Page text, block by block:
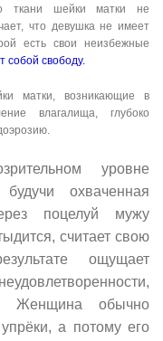
ткани шейки матки не
что девушка не имеет
есть свои неизбежные
собой свободу.
матки, возникающие в
влагалища, глубоко
уровне
охваченная
поцелуй мужу
считает свою
ощущает
Женщина обычно
а потому его